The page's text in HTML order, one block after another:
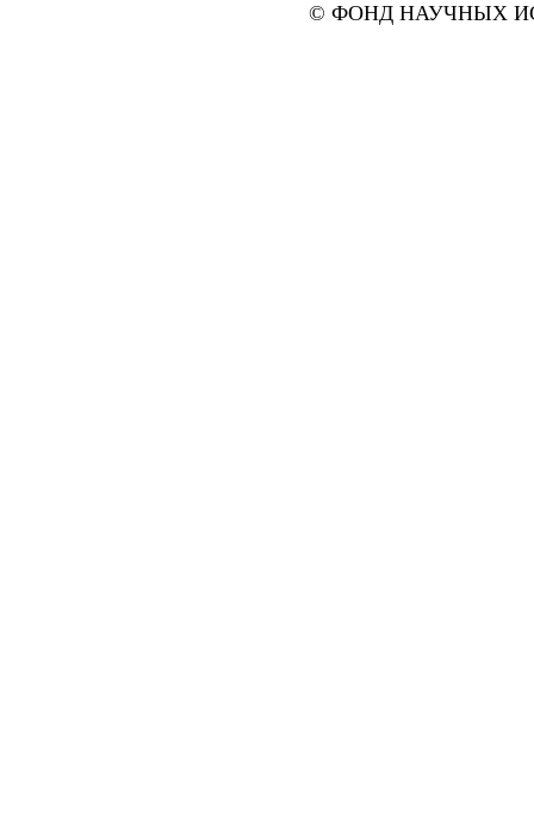
© ФОНД НАУЧНЫХ